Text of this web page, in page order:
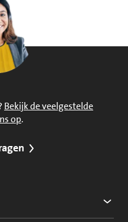
Bekijk de veelgestelde
op.